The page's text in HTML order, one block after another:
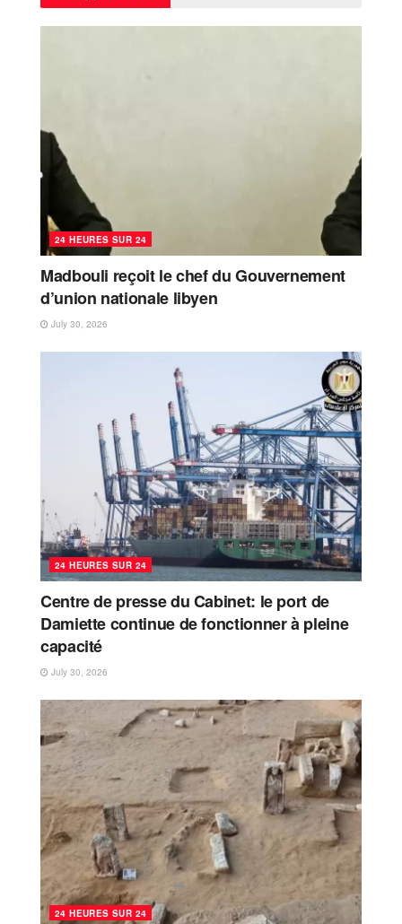
24 HEURES SUR 24
Madbouli reçoit le chef du Gouvernement
d’union nationale libyen
July 30, 2026
24 HEURES SUR 24
Centre de presse du Cabinet: le port de
Damiette continue de fonctionner à pleine
capacité
July 30, 2026
24 HEURES SUR 24